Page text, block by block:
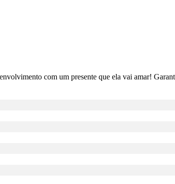
com um presente que ela vai amar!